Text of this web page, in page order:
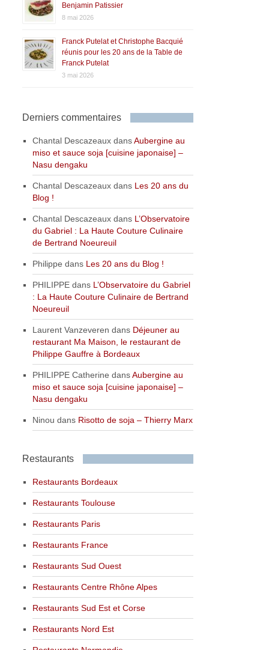
Benjamin Patissier
8 mai 2026
Franck Putelat et Christophe Bacquié
réunis pour les 20 ans de la Table de
Franck Putelat
3 mai 2026
Derniers commentaires
Chantal Descazeaux dansAubergine au
miso et sauce soja [cuisine japonaise] –
Nasu dengaku
Chantal Descazeaux dans Les 20 ans du
Blog !
Chantal Descazeaux dans L’Observatoire
du Gabriel : La Haute Couture Culinaire
de Bertrand Noeureuil
Philippe dans Les 20 ans du Blog !
PHILIPPE dans L’Observatoire du Gabriel
: La Haute Couture Culinaire de Bertrand
Noeureuil
Laurent Vanzeveren dans Déjeuner au
restaurant Ma Maison, le restaurant de
Philippe Gauffre à Bordeaux
PHILIPPE Catherine dansAubergine au
miso et sauce soja [cuisine japonaise] –
Nasu dengaku
Ninou dans Risotto de soja – Thierry Marx
Restaurants
Restaurants Bordeaux
Restaurants Toulouse
Restaurants Paris
Restaurants France
Restaurants Sud Ouest
Restaurants Centre Rhône Alpes
Restaurants Sud Est et Corse
Restaurants Nord Est